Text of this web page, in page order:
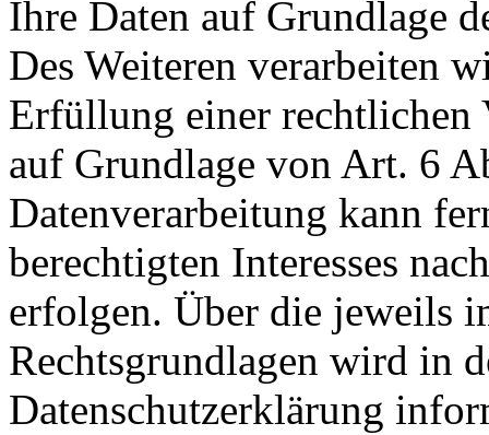
Ihre Daten auf Grundlage
Des Weiteren verarbeiten
Erfüllung einer
auf Grundlage von Art. 6
Datenverarbeitung kann
berechtigten Interesses
erfolgen. Über die jeweils
Rechtsgrundlagen wird in
Datenschutzerklärung